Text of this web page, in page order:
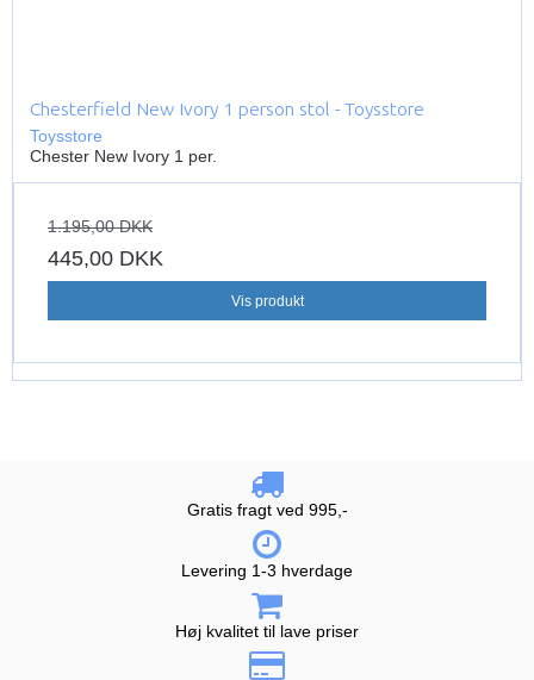
Chesterfield New Ivory 1 person stol - Toysstore
Toysstore
Chester New Ivory 1 per.
1.195,00 DKK
445,00 DKK
Vis produkt
Gratis fragt ved 995,-
Levering 1-3 hverdage
Høj kvalitet til lave priser